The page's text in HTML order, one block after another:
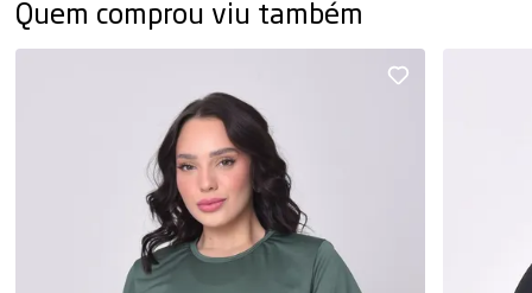
Quem comprou viu também